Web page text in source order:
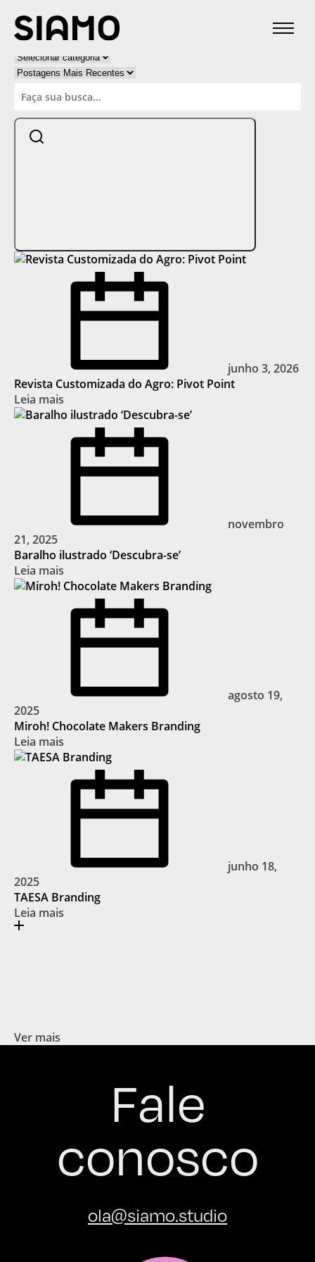
Categorias:
Categorias
Categorias
junho 3, 2026
Revista Customizada do Agro: Pivot Point
Leia mais
novembro
21, 2025
Baralho ilustrado ‘Descubra-se’
Leia mais
agosto 19,
2025
Miroh! Chocolate Makers Branding
Leia mais
junho 18,
2025
TAESA Branding
Leia mais
Ver mais
Fale
conosco
ola@siamo.studio